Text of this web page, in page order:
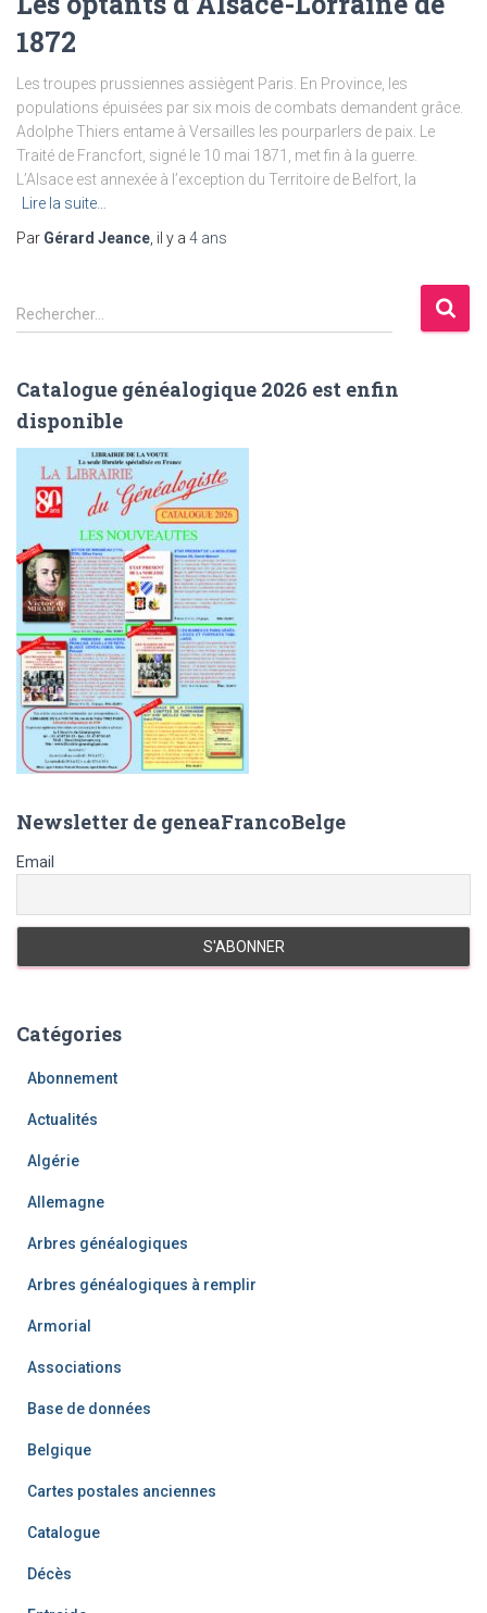
1872
Les troupes prussiennes assiègent Paris. En Province, les
populations épuisées par six mois de combats demandent grâce.
Adolphe Thiers entame à Versailles les pourparlers de paix. Le
Traité de Francfort, signé le 10 mai 1871, met fin à la guerre.
L’Alsace est annexée à l’exception du Territoire de Belfort, la
Lire la suite…
Par Gérard Jeance , il y a 4 ans
R
e
e
r
c
:
Rechercher…
Catalogue généalogique 2026 est enfin
disponible
Newsletter de geneaFrancoBelge
Email
Catégories
Abonnement
Actualités
Algérie
Allemagne
Arbres généalogiques
Arbres généalogiques à remplir
Armorial
Associations
Base de données
Belgique
Cartes postales anciennes
Catalogue
Décès